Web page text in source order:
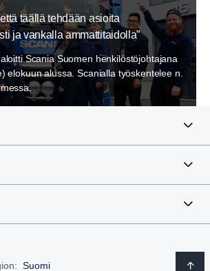
täällä tehdään asioita
ja vankalla ammattitaidolla”
Scania Suomen henkilöstöjohtajana
elokuun alussa. Scanialla työskentelee n.
Suomi